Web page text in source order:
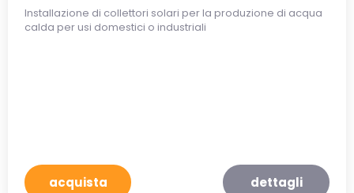
Installazione di collettori solari per la produzione di acqua
calda per usi domestici o industriali
acquista dettagli